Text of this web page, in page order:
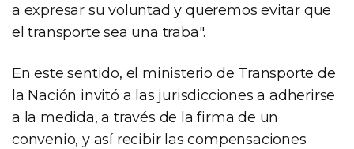
a expresar su voluntad y queremos evitar que
el transporte sea una traba".
En este sentido, el ministerio de Transporte de
la Nación invitó a las jurisdicciones a adherirse
a la medida, a través de la firma de un
convenio, y así recibir las compensaciones